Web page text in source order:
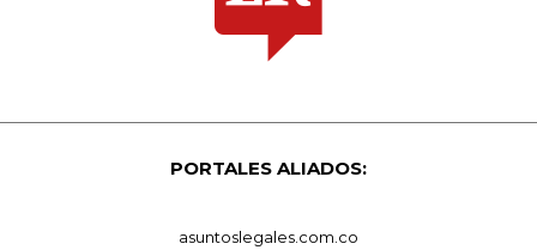
PORTALES ALIADOS:
asuntoslegales.com.co